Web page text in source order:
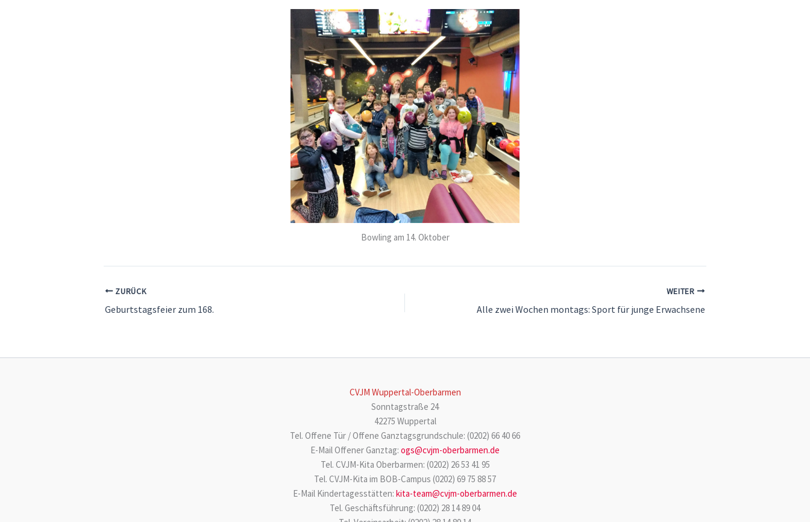
Bowling am 14. Oktober
ZURÜCK
Geburtstagsfeier zum 168.
WEITER
Alle zwei Wochen montags: Sport für junge Erwachsene
CVJM Wuppertal-Oberbarmen
Sonntagstraße 24
42275 Wuppertal
Tel. Offene Tür / Offene Ganztagsgrundschule: (0202) 66 40 66
E-Mail Offener Ganztag: ogs@cvjm-oberbarmen.de
Tel. CVJM-Kita Oberbarmen: (0202) 26 53 41 95
Tel. CVJM-Kita im BOB-Campus (0202) 69 75 88 57
E-Mail Kindertagesstätten: kita-team@cvjm-oberbarmen.de
Tel. Geschäftsführung: (0202) 28 14 89 04